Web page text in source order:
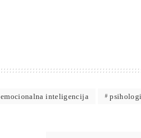
emocionalna inteligencija